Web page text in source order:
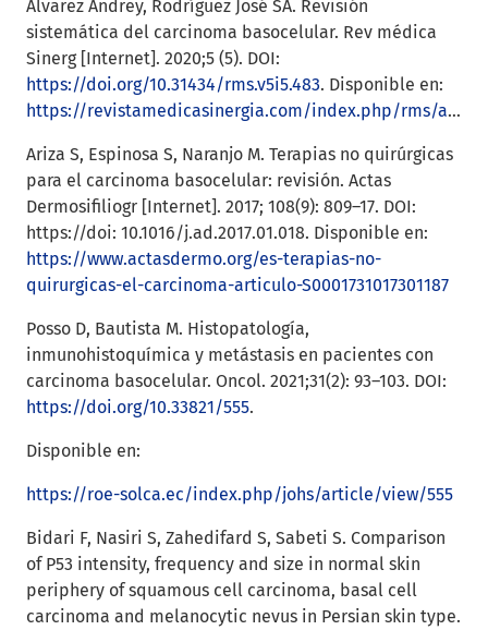
Álvarez Andrey, Rodríguez José SA. Revisión
sistemática del carcinoma basocelular. Rev médica
Sinerg [Internet]. 2020;5 (5). DOI:
https://doi.org/10.31434/rms.v5i5.483. Disponible en:
https://revistamedicasinergia.com/index.php/rms/article/view/483
Ariza S, Espinosa S, Naranjo M. Terapias no quirúrgicas
para el carcinoma basocelular: revisión. Actas
Dermosifiliogr [Internet]. 2017; 108(9): 809–17. DOI:
https://doi: 10.1016/j.ad.2017.01.018. Disponible en:
https://www.actasdermo.org/es-terapias-no-
quirurgicas-el-carcinoma-articulo-S0001731017301187
Posso D, Bautista M. Histopatología,
inmunohistoquímica y metástasis en pacientes con
carcinoma basocelular. Oncol. 2021;31(2): 93–103. DOI:
https://doi.org/10.33821/555.
Disponible en:
https://roe-solca.ec/index.php/johs/article/view/555
Bidari F, Nasiri S, Zahedifard S, Sabeti S. Comparison
of P53 intensity, frequency and size in normal skin
periphery of squamous cell carcinoma, basal cell
carcinoma and melanocytic nevus in Persian skin type.